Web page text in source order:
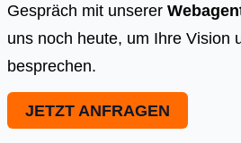
Gespräch mit unserer
uns noch heute, um Ihre Vision
besprechen.
JETZT ANFRAGEN